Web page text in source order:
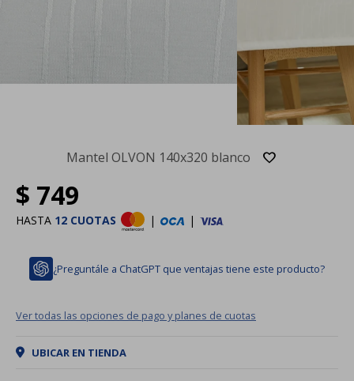
Mantel OLVON 140x320 blanco
$ 749
HASTA 12 CUOTAS | |
¿Preguntále a ChatGPT que ventajas tiene este producto?
Ver todas las opciones de pago y planes de cuotas
UBICAR EN TIENDA